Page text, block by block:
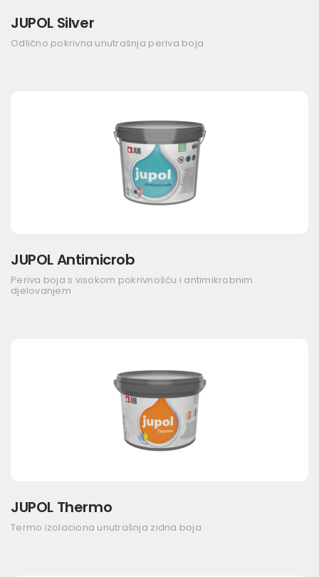
JUPOL Silver
Odlično pokrivna unutrašnja periva boja
JUPOL Antimicrob
Periva boja s visokom pokrivnošću i antimikrobnim
djelovanjem
JUPOL Thermo
Termo izolaciona unutrašnja zidna boja